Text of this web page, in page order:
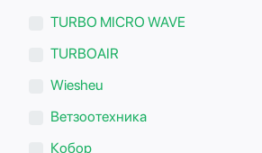
TURBO MICRO WAVE
TURBOAIR
Wiesheu
Ветзоотехника
Кобор